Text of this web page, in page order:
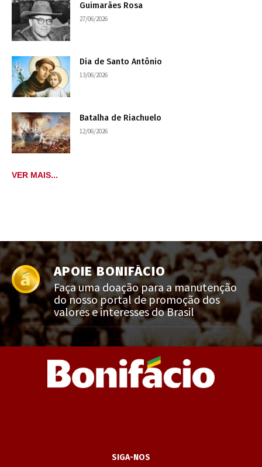
Guimarães Rosa
27/06/2026
Dia de Santo Antônio
13/06/2026
Batalha de Riachuelo
12/06/2026
VER MAIS...
APOIE BONIFÁCIO
Faça uma doação para a manutenção
do nosso portal de promoção dos
valores e interesses do Brasil
SIGA-NOS